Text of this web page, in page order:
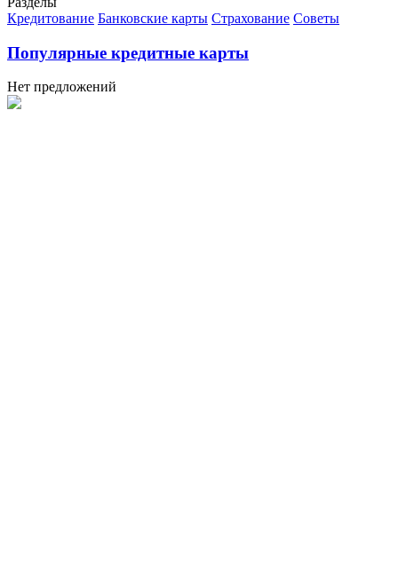
Кредитование Банковские карты Страхование Советы
Популярные кредитные карты
Нет предложений